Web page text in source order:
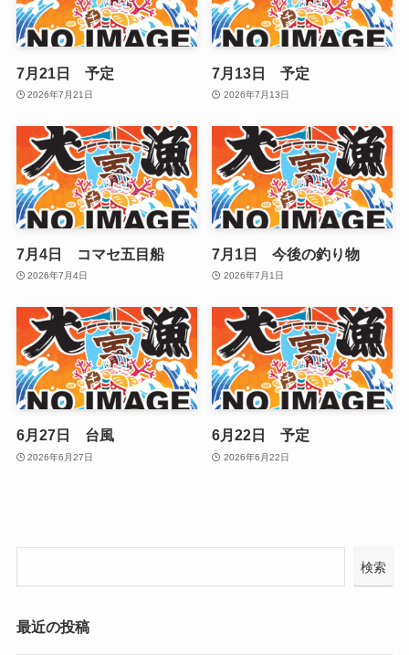
7月21日 予定
2026年7月21日
7月13日 予定
2026年7月13日
7月4日 コマセ五目船
2026年7月4日
7月1日 今後の釣り物
2026年7月1日
6月27日 台風
2026年6月27日
6月22日 予定
2026年6月22日
検索
最近の投稿